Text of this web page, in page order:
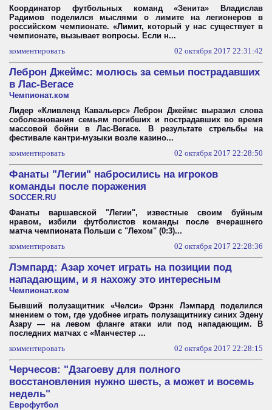
Координатор футбольных команд «Зенита» Владислав
Радимов поделился мыслями о лимите на легионеров в
российском чемпионате. «Лимит, который у нас существует в
чемпионате, вызывает вопросы. Если н...
комментировать
02 октября 2017 22:31:42
Леброн Джеймс: молюсь за семьи пострадавших
в Лас-Вегасе
Чемпионат.ком
Лидер «Кливленд Кавальерс» Леброн Джеймс выразил слова
соболезнования семьям погибших и пострадавших во время
массовой бойни в Лас-Вегасе. В результате стрельбы на
фестивале кантри-музыки возле казино...
комментировать
02 октября 2017 22:28:50
Фанаты "Легии" набросились на игроков
команды после поражения
SOCCER.RU
Фанаты варшавской "Легии", известные своим буйным
нравом, избили футболистов команды после вчерашнего
матча чемпионата Польши с "Лехом" (0:3)...
комментировать
02 октября 2017 22:28:36
Лэмпард: Азар хочет играть на позиции под
нападающим, и я нахожу это интересным
Чемпионат.ком
Бывший полузащитник «Челси» Фрэнк Лэмпард поделился
мнением о том, где удобнее играть полузащитнику синих Эдену
Азару — на левом фланге атаки или под нападающим. В
последних матчах с «Манчестер ...
комментировать
02 октября 2017 22:28:15
Черчесов: "Дзагоеву для полного
восстановления нужно шесть, а может и восемь
недель"
Еврофутбол